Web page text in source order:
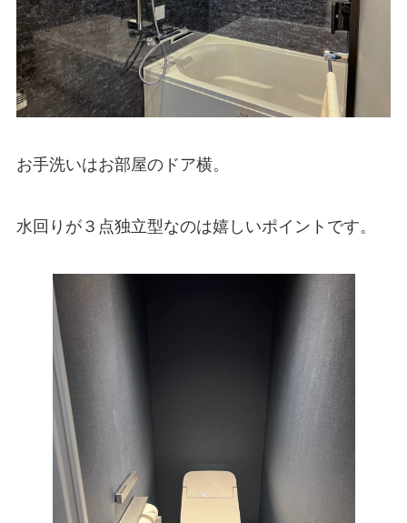
お手洗いはお部屋のドア横。
水回りが３点独立型なのは嬉しいポイントです。